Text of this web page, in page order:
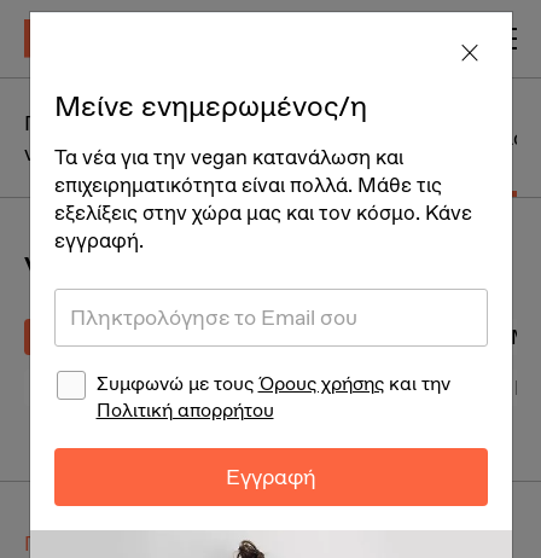
Γιατί να γίνω
vegan
Η
ενός vegan
Vegan
Vegan Γλωσσάρι
Γ
Μ
C D E F G H I J L
Πρότεινε νέους όρους για το γλωσσάρι
Μείνε ενημερωμένος/η
Τα νέα για την vegan κατανάλωση και
επιχειρηματικότητα είναι πολλά. Μάθε τις
εξελίξεις στην χώρα μας και τον κόσμο. Κάνε
εγγραφή.
Συμφωνώ με τουςΌρους χρήσηςκαι την
Πολιτική απορρήτου
Εγγραφή